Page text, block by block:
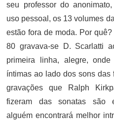
seu professor do
uso pessoal, os 13 volumes
estão fora de moda. Por
80 gravava-se D. Scarlatti
primeira linha, alegre,
íntimas ao lado dos sons das
gravações que Ralph
fizeram das sonatas são
alguém encontrará melhor